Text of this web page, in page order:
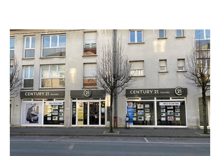
Nos spécialités
Vente
Nos offres